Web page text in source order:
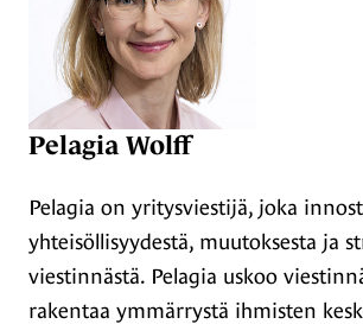
Pelagia Wolff
Pelagia on yritysviestijä, joka
yhteisöllisyydestä, muutoksesta ja
viestinnästä. Pelagia uskoo
rakentaa ymmärrystä ihmisten